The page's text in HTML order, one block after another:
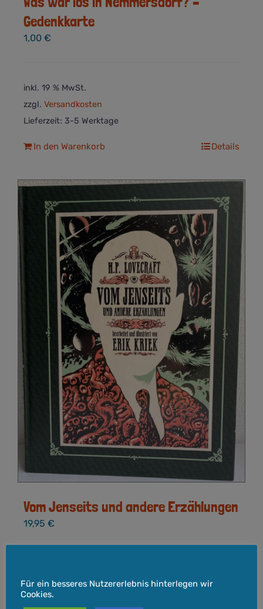
Gedenkkarte
1,00 €
inkl. 19 % MwSt.
zzgl. Versandkosten
Lieferzeit: 3-5 Werktage
In den Warenkorb Details
Vom Jenseits und andere Erzählungen
19,95 €
zzgl.Versandkosten
Lieferzeit:3-5 Werktage
Für ein besseres Nutzererlebnis hinterlegen wir
Cookies.